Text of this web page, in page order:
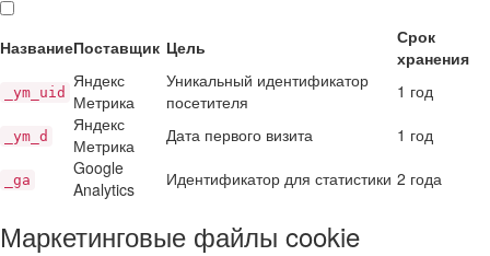
НазваниеПоставщик Цель
Срок
хранения
_ym_uid
Яндекс
Метрика
Уникальный идентификатор
посетителя
1 год
_ym_d
Яндекс
Метрика
Дата первого визита 1 год
_ga
Google
Analytics
Идентификатор для статистики 2 года
Маркетинговые файлы cookie